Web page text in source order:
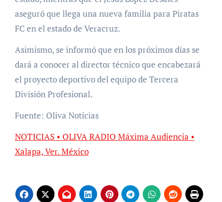
aseguró que llega una nueva familia para Piratas
FC en el estado de Veracruz.
Asimismo, se informó que en los próximos días se
dará a conocer al director técnico que encabezará
el proyecto deportivo del equipo de Tercera
División Profesional.
Fuente: Oliva Noticias
NOTICIAS • OLIVA RADIO Máxima Audiencia •
Xalapa, Ver. México